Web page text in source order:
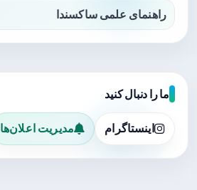
راهنمای علمی ساکسندا
ما را دنبال کنید
اینستاگرام مدیریت اعلان‌ها